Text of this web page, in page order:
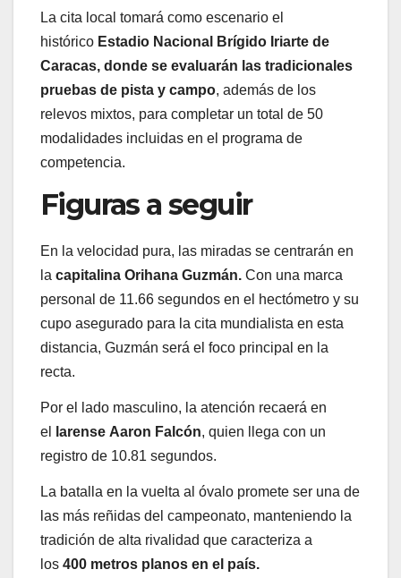
La cita local tomará como escenario el
histórico Estadio Nacional Brígido Iriarte de
Caracas, donde se evaluarán las tradicionales
pruebas de pista y campo, además de los
relevos mixtos, para completar un total de 50
modalidades incluidas en el programa de
competencia.
Figuras a seguir
En la velocidad pura, las miradas se centrarán en
la capitalina Orihana Guzmán. Con una marca
personal de 11.66 segundos en el hectómetro y su
cupo asegurado para la cita mundialista en esta
distancia, Guzmán será el foco principal en la
recta.
Por el lado masculino, la atención recaerá en
el
larense Aaron Falcón, quien llega con un
registro de 10.81 segundos.
La batalla en la vuelta al óvalo promete ser una de
las más reñidas del campeonato, manteniendo la
tradición de alta rivalidad que caracteriza a
los 400 metros planos en el país.